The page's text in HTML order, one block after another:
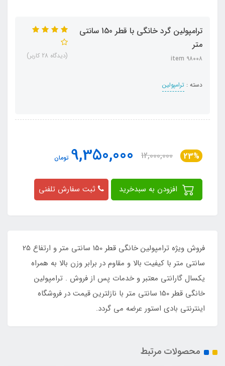
ترامپولین گرد خانگی با قطر 150 سانتی
متر
item ۹۸۰۰۸
دسته : ترامپولین
(دیدگاه 28 کاربر)
23%
12,000,000
9,350,000 تومان
ثبت سفارش تلفنی
فروش ویژه ترامپولین خانگی قطر 150 سانتی متر و ارتفاع 25
سانتی متر با کیفیت بالا و مقاوم در برابر وزن بالا به همراه
یکسال گارانتی معتبر و خدمات پس از فروش . ترامپولین
خانگی قطر 150 سانتی متر با نازلترین قیمت در فروشگاه
اینترنتی بادی استور عرضه می گردد.
محصولات مرتبط